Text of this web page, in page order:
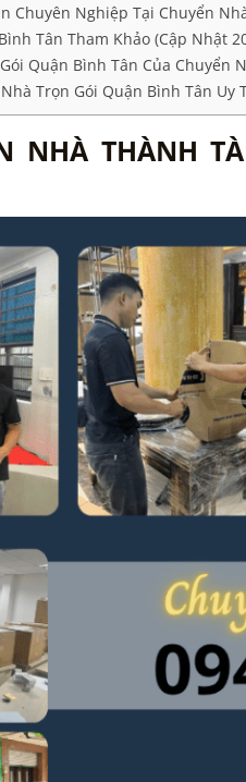
Chuyên Nghiệp Tại Chuyển
Tân Tham Khảo (Cập Nhật
Quận Bình Tân Của Chuyển
Trọn Gói Quận Bình Tân Uy
NHÀ THÀNH